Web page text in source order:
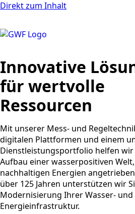
Direkt zum Inhalt
Innovative
für wertvolle
Ressourcen
Mit unserer Mess- und
digitalen Plattformen und einem
Dienstleistungsportfolio helfen wir
Aufbau einer wasserpositiven
nachhaltigen Energien
über 125 Jahren unterstützen wir
Modernisierung Ihrer Wasser- und
Energieinfrastruktur.